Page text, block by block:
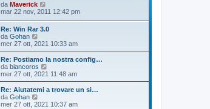
g
o
i
m
o
m
s
s
a
g
g
i
o
da Maverick
e
i
u
l
t
i
m
o
m
e
s
a
mar 22 nov, 2011 12:42 pm
Re: Win Rar 3.0
da Gohan
e
d
i
u
l
m
o
mer 27 ott, 2021 10:33 am
Re: Postiamo la nostra config…
da biancoros
e
d
i
mer 27 ott, 2021 11:48 am
Re: Aiutatemi a trovare un si…
da Gohan
e
mer 27 ott, 2021 10:37 am